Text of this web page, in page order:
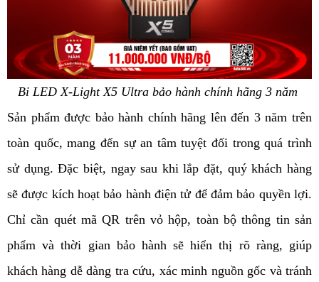
Bi LED X-Light X5 Ultra bảo hành chính hãng 3 năm
Sản phẩm được bảo hành chính hãng lên đến 3 năm trên
toàn quốc, mang đến sự an tâm tuyệt đối trong quá trình
sử dụng. Đặc biệt, ngay sau khi lắp đặt, quý khách hàng
sẽ được kích hoạt bảo hành điện tử để đảm bảo quyền lợi.
Chỉ cần quét mã QR trên vỏ hộp, toàn bộ thông tin sản
phẩm và thời gian bảo hành sẽ hiển thị rõ ràng, giúp
khách hàng dễ dàng tra cứu, xác minh nguồn gốc và tránh